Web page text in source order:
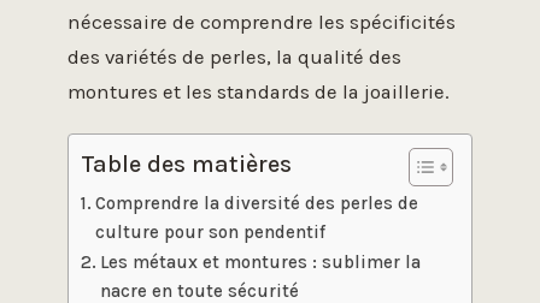
nécessaire de comprendre les spécificités
des variétés de perles, la qualité des
montures et les standards de la joaillerie.
Table des matières
Comprendre la diversité des perles de
culture pour son pendentif
Les métaux et montures : sublimer la
nacre en toute sécurité